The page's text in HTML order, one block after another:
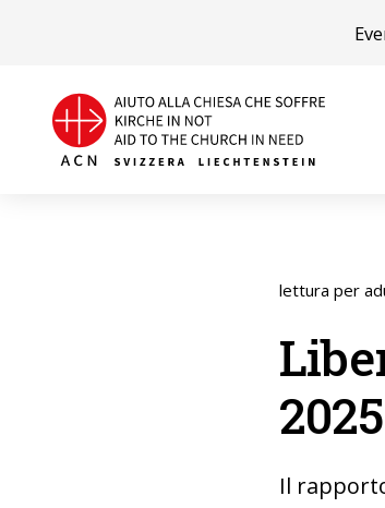
lettura per
Il